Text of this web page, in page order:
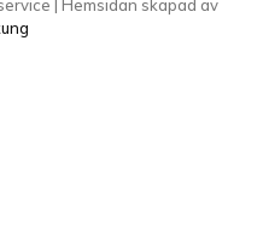
| Hemsidan skapad av